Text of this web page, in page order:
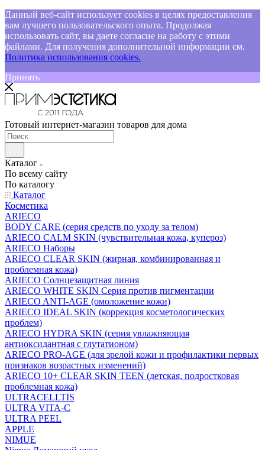
Данный веб-сайт использует cookies в целях предоставления
вам лучшего пользовательского опыта. Продолжая
использовать сайт, вы даете согласие на работу с этими
файлами. Для получения дополнительной информации см.
Политика использования cookies.
Принять
Готовый интернет-магазин товаров для дома
Каталог
По всему сайту
По каталогу
Каталог
Косметика
ARIECO
BODY CARE (серия средств по уходу за телом)
ARIECO CALM SKIN (чувствительная кожа, купероз)
ARIECO Наборы
ARIECO CLEAR SKIN (жирная, комбинированная и
проблемная кожа)
ARIECO Солнцезащитная линия
ARIECO WHITE SKIN Серия против пигментации
ARIECO ANTI-AGE (омоложение кожи)
ARIECO IDEAL SKIN (коррекция косметологических
проблем)
ARIECO HYDRA SKIN (серия увлажняющая
антиоксидантная с глутатионом)
ARIECO PRO-AGE (для зрелой кожи и профилактики первых
признаков возрастных изменений)
ARIECO 10+ CLEAR SKIN TEEN (детская, подростковая
проблемная кожа)
ULTRACELLTIS
ULTRA VITA-C
ULTRA PEEL
APPLE
NIMUE